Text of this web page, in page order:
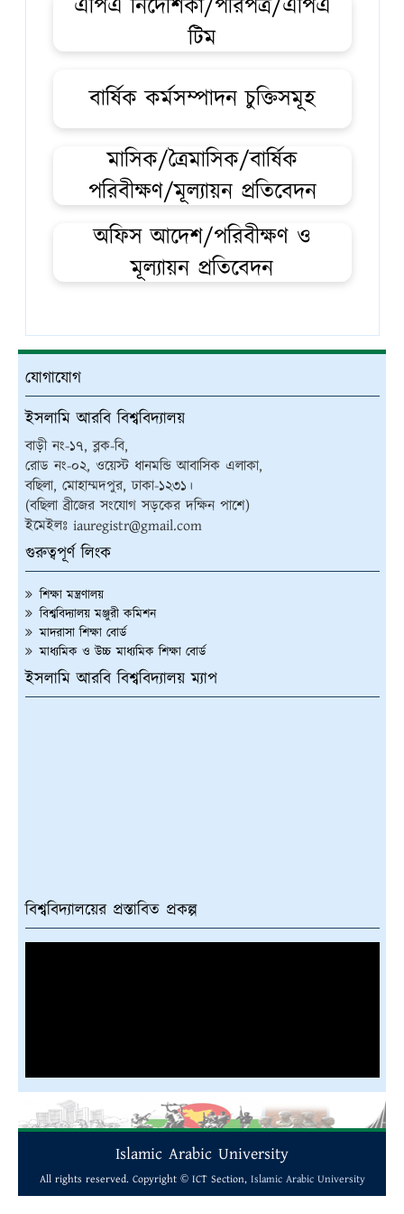
এপিএ নির্দেশিকা/পরিপত্র/এপিএ
টিম
বার্ষিক কর্মসম্পাদন চুক্তিসমূহ
মাসিক/ত্রৈমাসিক/বার্ষিক
পরিবীক্ষণ/মূল্যায়ন প্রতিবেদন
অফিস আদেশ/পরিবীক্ষণ ও
মূল্যায়ন প্রতিবেদন
যোগাযোগ
ইসলামি আরবি বিশ্ববিদ্যালয়
বাড়ী নং-১৭, ব্লক-বি,
রোড নং-০২, ওয়েস্ট ধানমন্ডি আবাসিক এলাকা,
বছিলা, মোহাম্মদপুর, ঢাকা-১২৩১।
(বছিলা ব্রীজের সংযোগ সড়কের দক্ষিন পাশে)
ইমেইলঃ iauregistr@gmail.com
গুরুত্বপূর্ণ লিংক
শিক্ষা মন্ত্রণালয়
বিশ্ববিদ্যালয় মঞ্জুরী কমিশন
মাদরাসা শিক্ষা বোর্ড
মাধ্যমিক ও উচ্চ মাধ্যমিক শিক্ষা বোর্ড
ইসলামি আরবি বিশ্ববিদ্যালয় ম্যাপ
বিশ্ববিদ্যালয়ের প্রস্তাবিত প্রকল্প
Islamic Arabic University
All rights reserved. Copyright © ICT Section, Islamic Arabic University